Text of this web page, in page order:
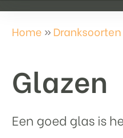
Home »Dranksoorten
Glazen
Een goed glas is